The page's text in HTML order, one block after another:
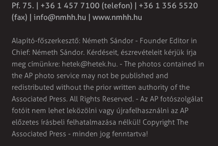
Pf. 75. | +36 1 457 7100 (telefon) | +36 1 356 5520
(fax) | info@nmhh.hu | www.nmhh.hu
Alapító-főszerkesztő: Németh Sándor - Founder Editor in
Chief: Németh Sándor. Kérdéseit, észrevételeit kérjük írja
meg címünkre: hetek@hetek.hu. - The photos contained in
the AP photo service may not be published and
redistributed without the prior written authority of the
Associated Press. All Rights Reserved. - Az AP fotószolgálat
fotóit nem lehet leközölni vagy újrafelhasználni az AP
előzetes írásbeli felhatalmazása nélkül! Copyright The
Associated Press - minden jog fenntartva!